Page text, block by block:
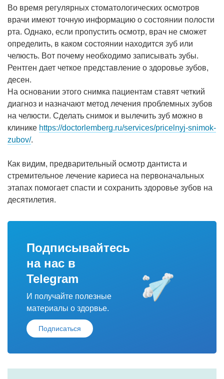
Во время регулярных стоматологических осмотров
врачи имеют точную информацию о состоянии полости
рта. Однако, если пропустить осмотр, врач не сможет
определить, в каком состоянии находится зуб или
челюсть. Вот почему необходимо записывать зубы.
Рентген дает четкое представление о здоровье зубов,
десен.
На основании этого снимка пациентам ставят четкий
диагноз и назначают метод лечения проблемных зубов
на челюсти. Сделать снимок и вылечить зуб можно в
клинике https://doctorlemberg.ru/services/pricelnyj-snimok-
zubov/.
Как видим, предварительный осмотр дантиста и
стремительное лечение кариеса на первоначальных
этапах помогает спасти и сохранить здоровье зубов на
десятилетия.
Подписывайтесь
на нас в
Telegram
И получайте полезные
материалы о здорвье.
Подписаться